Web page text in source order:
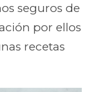
seguros de
por ellos
recetas